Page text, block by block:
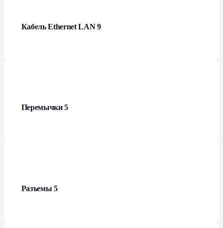
Кабель Ethernet LAN9
Перемычки5
Разъемы 5